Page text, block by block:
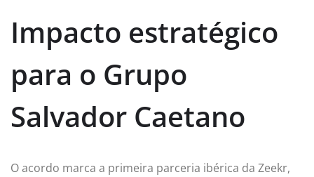
Impacto estratégico
para o Grupo
Salvador Caetano
O acordo marca a primeira parceria ibérica da Zeekr,